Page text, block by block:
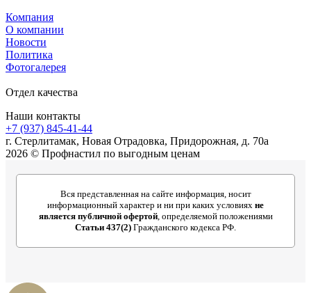
Компания
О компании
Новости
Политика
Фотогалерея
Отдел качества
Наши контакты
+7 (937) 845-41-44
г. Стерлитамак, Новая Отрадовка, Придорожная, д. 70а
2026 © Профнастил по выгодным ценам
Вся представленная на сайте информация, носит
информационный характер и ни при каких условиях не
является публичной офертой, определяемой положениями
Статьи 437(2) Гражданского кодекса РФ.